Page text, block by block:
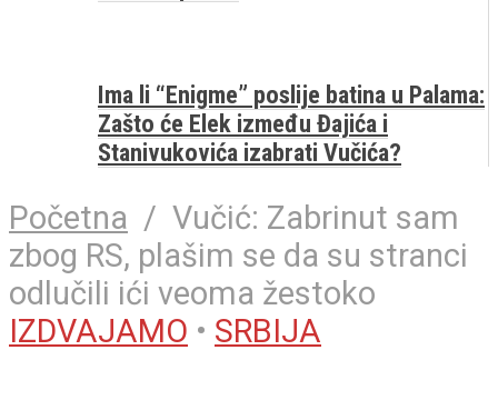
Ima li “Enigme” poslije batina u Palama:
Zašto će Elek između Đajića i
Stanivukovića izabrati Vučića?
Početna / Vučić: Zabrinut sam
zbog RS, plašim se da su stranci
odlučili ići veoma žestoko
IZDVAJAMO • SRBIJA